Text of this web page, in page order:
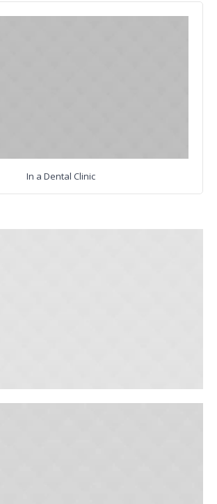
In a Dental Clinic